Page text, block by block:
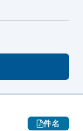
件名